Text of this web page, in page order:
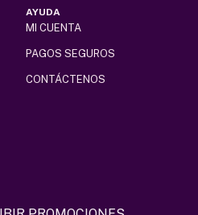
AYUDA
MI CUENTA
PAGOS SEGUROS
CONTÁCTENOS